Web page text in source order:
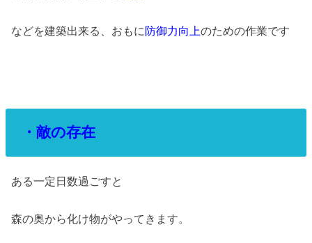
などを建築出来る、おもに防御力向上のための作業です
・敵の存在
ある一定日数過ごすと
森の奥から化け物がやってきます。